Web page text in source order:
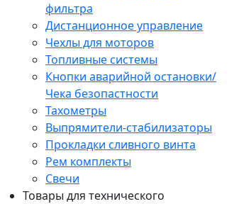
фильтра
Дистанционное управление
Чехлы для моторов
Топливные системы
Кнопки аварийной остановки/
Чека безопастности
Тахометры
Выпрямители-стабилизаторы
Прокладки сливного винта
Рем комплекты
Свечи
Товары для технического